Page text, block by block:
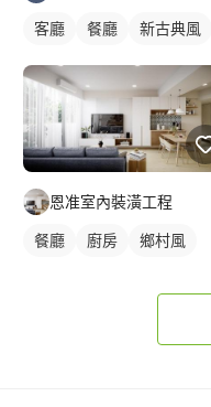
客廳 餐廳 新古典風
恩准室內裝潢工程
餐廳 廚房 鄉村風